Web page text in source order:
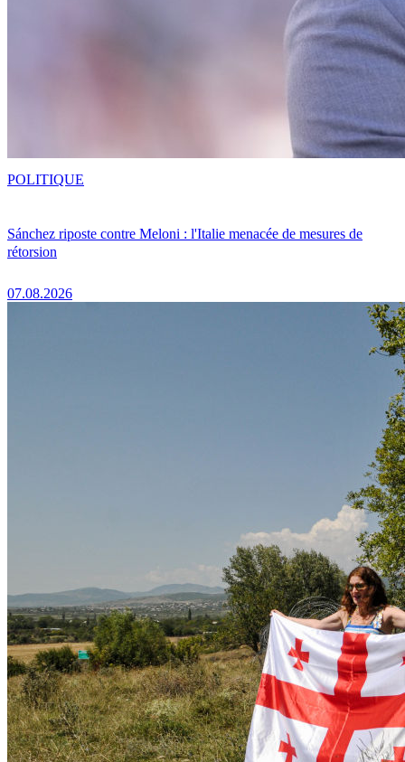
Sánchez riposte contre Meloni : l'Italie menacée de mesures de
rétorsion
07.08.2026
POLITIQUE